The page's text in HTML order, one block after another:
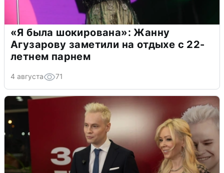
«Я была шокирована»: Жанну
Агузарову заметили на отдыхе с 22-
летнем парнем
4 августа 71